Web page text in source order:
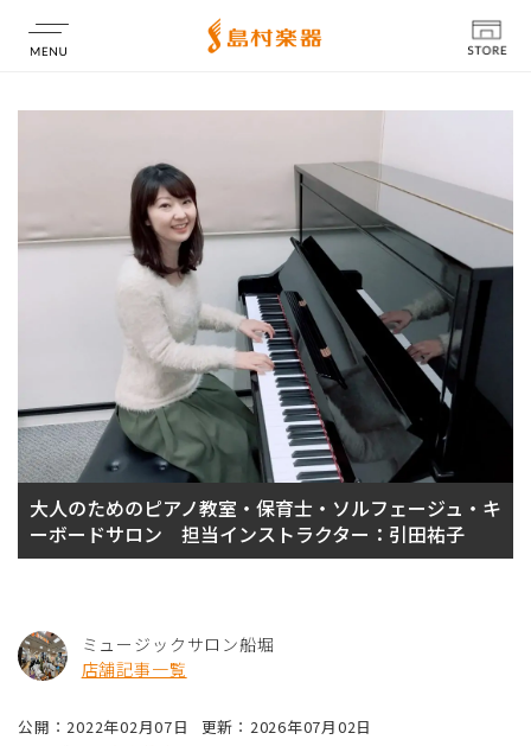
店舗情報
大人のためのピアノ教室・保育士・ソルフェージュ・キ
ーボードサロン 担当インストラクター：引田祐子
ミュージックサロン船堀
店舗記事一覧
公開：2022年02月07日 更新：2026年07月02日